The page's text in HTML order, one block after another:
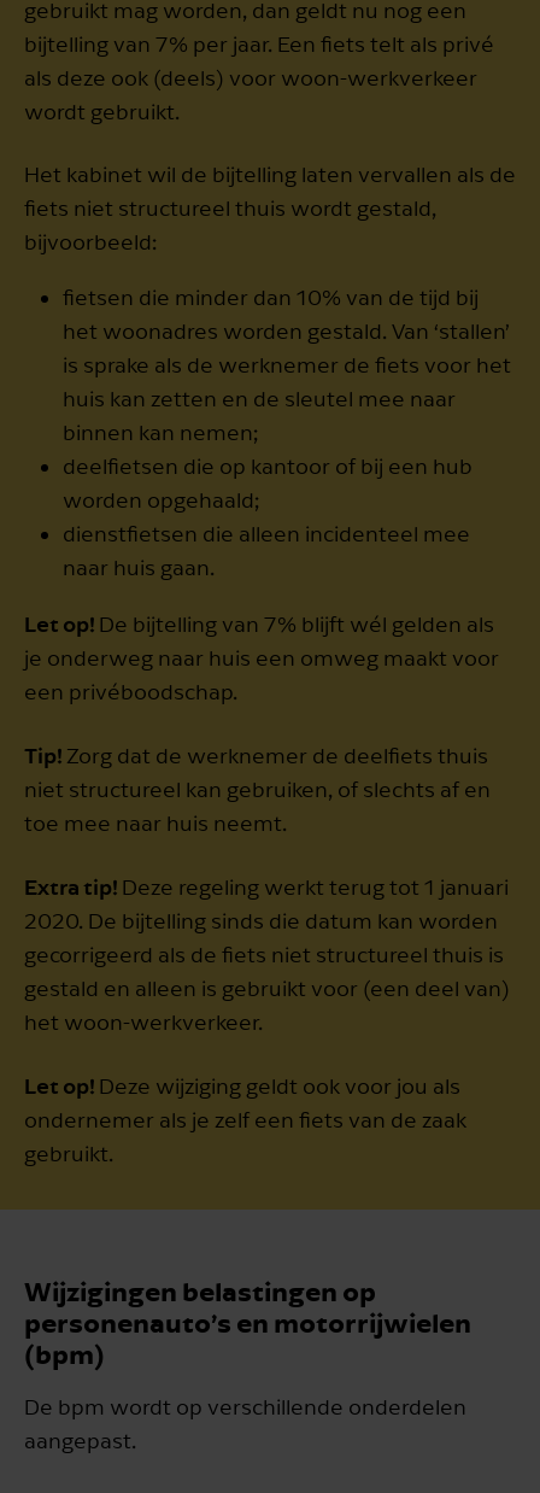
gebruikt mag worden, dan geldt nu nog een
bijtelling van 7% per jaar. Een fiets telt als privé
als deze ook (deels) voor woon-werkverkeer
wordt gebruikt.
Het kabinet wil de bijtelling laten vervallen als de
fiets niet structureel thuis wordt gestald,
bijvoorbeeld:
fietsen die minder dan 10% van de tijd bij
het woonadres worden gestald. Van ‘stallen’
is sprake als de werknemer de fiets voor het
huis kan zetten en de sleutel mee naar
binnen kan nemen;
deelfietsen die op kantoor of bij een hub
worden opgehaald;
dienstfietsen die alleen incidenteel mee
naar huis gaan.
Let op! De bijtelling van 7% blijft wél gelden als
je onderweg naar huis een omweg maakt voor
een privéboodschap.
Tip! Zorg dat de werknemer de deelfiets thuis
niet structureel kan gebruiken, of slechts af en
toe mee naar huis neemt.
Extra tip! Deze regeling werkt terug tot 1 januari
2020. De bijtelling sinds die datum kan worden
gecorrigeerd als de fiets niet structureel thuis is
gestald en alleen is gebruikt voor (een deel van)
het woon-werkverkeer.
Let op! Deze wijziging geldt ook voor jou als
ondernemer als je zelf een fiets van de zaak
gebruikt.
Wijzigingen belastingen op
personenauto’s en motorrijwielen
(bpm)
De bpm wordt op verschillende onderdelen
aangepast.